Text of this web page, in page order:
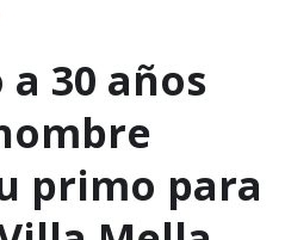
30 años
primo para